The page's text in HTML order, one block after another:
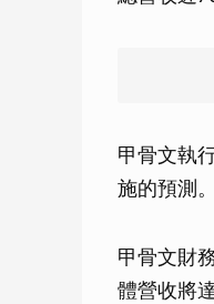
甲骨文執
施的預測
甲骨文財
體營收將